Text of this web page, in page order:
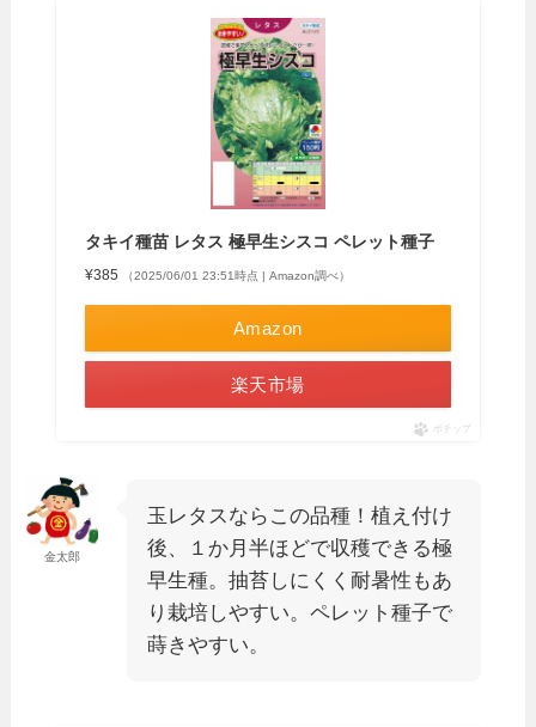
タキイ種苗 レタス 極早生シスコ ペレット種子
¥385 （2025/06/01 23:51時点 | Amazon調べ）
Amazon
楽天市場
ポチップ
金太郎
玉レタスならこの品種！植え付け
後、１か月半ほどで収穫できる極
早生種。抽苔しにくく耐暑性もあ
り栽培しやすい。ペレット種子で
蒔きやすい。